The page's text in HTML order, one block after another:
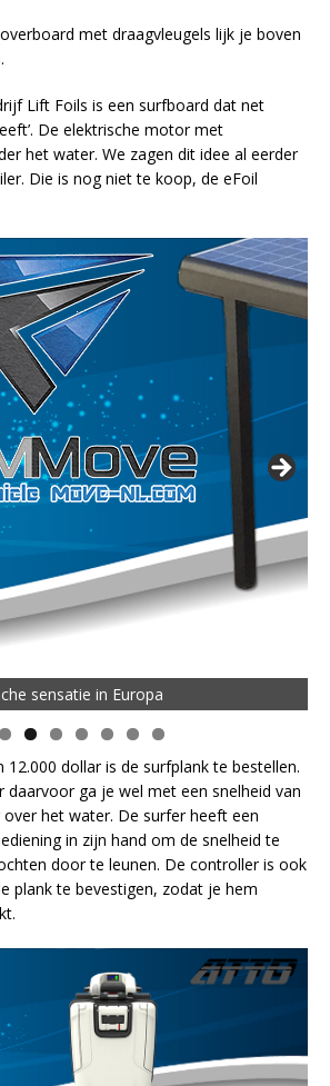
met draagvleugels lijk je boven
Lift Foils is een surfboard dat net
De elektrische motor met
het water. We zagen dit idee al eerder
Die is nog niet te koop, de eFoil
sensatie in Europa
12.000 dollar is de surfplank te bestellen.
daarvoor ga je wel met een snelheid van
het water. De surfer heeft een
in zijn hand om de snelheid te
door te leunen. De controller is ook
plank te bevestigen, zodat je hem